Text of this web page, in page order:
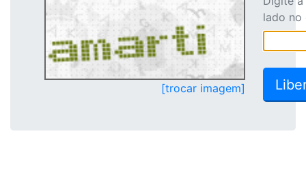
[trocar imagem]
lado no